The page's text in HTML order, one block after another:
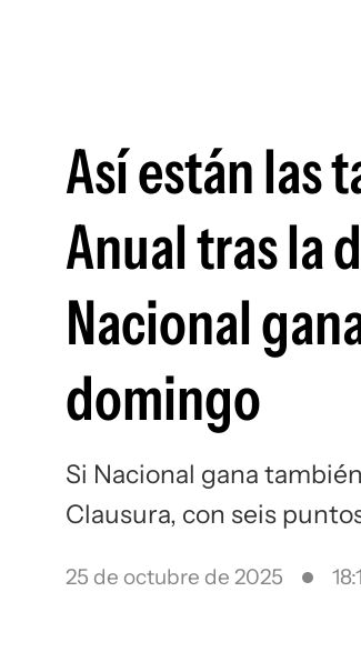
Así están las
Anual tras la
Nacional
domingo
Si Nacional gana
Clausura, con seis
25 de octubre de 2025